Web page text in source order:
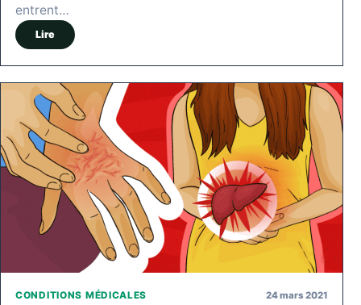
entrent…
Lire
CONDITIONS MÉDICALES 24 mars 2021